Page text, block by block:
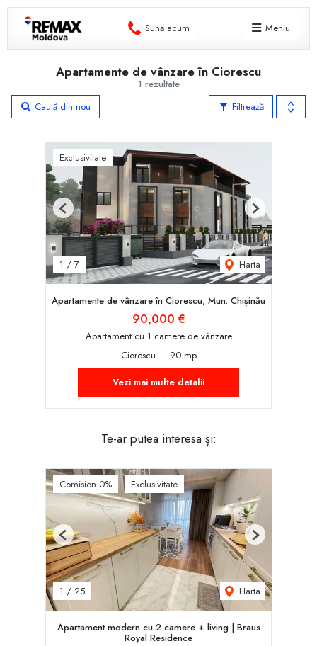
Sună acum Meniu
1 rezultate
Apartamente de vânzare în Ciorescu
Filtrează
Caută din nou
Exclusivitate
1 / 7 Harta
Previous Next
Apartamente de vânzare în Ciorescu, Mun. Chișinău
90,000 €
Apartament cu 1 camere de vânzare
Ciorescu
90 mp
Vezi mai multe detalii
Te-ar putea interesa și:
Comision 0% Exclusivitate
1 / 25 Harta
Previous Next
Apartament modern cu 2 camere + living | Braus
Royal Residence